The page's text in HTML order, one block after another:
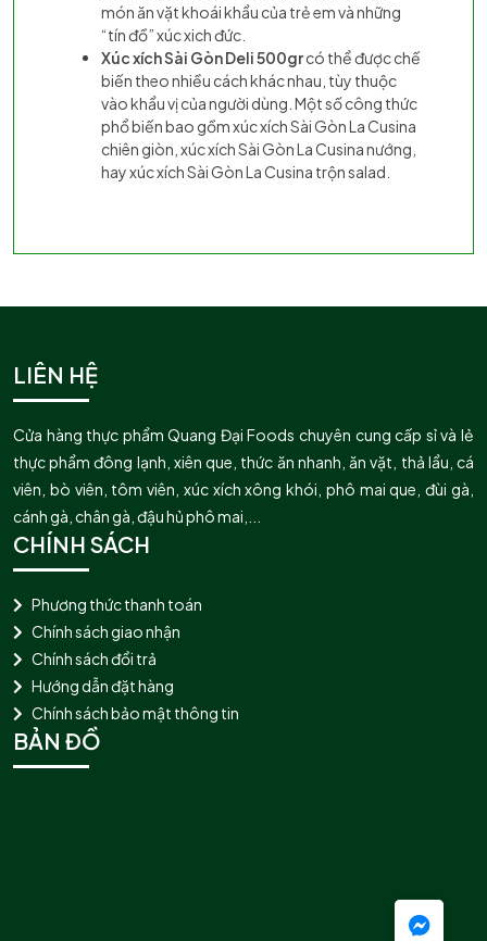
món ăn vặt khoái khẩu của trẻ em và những
“tín đồ” xúc xich đức.
Xúc xích Sài Gòn Deli 500grcó thể được chế
biến theo nhiều cách khác nhau, tùy thuộc
vào khẩu vị của người dùng. Một số công thức
phổ biến bao gồm xúc xích Sài Gòn La Cusina
chiên giòn, xúc xích Sài Gòn La Cusina nướng,
hay xúc xích Sài Gòn La Cusina trộn salad.
LIÊN HỆ
Cửa hàng thực phẩm Quang Đại Foods chuyên cung cấp sỉ và lẻ
thực phẩm đông lạnh, xiên que, thức ăn nhanh, ăn vặt, thả lẩu, cá
viên, bò viên, tôm viên, xúc xích xông khói, phô mai que, đùi gà,
cánh gà, chân gà, đậu hủ phô mai,...
CHÍNH SÁCH
Phương thức thanh toán
Chính sách giao nhận
Chính sách đổi trả
Hướng dẫn đặt hàng
Chính sách bảo mật thông tin
BẢN ĐỒ